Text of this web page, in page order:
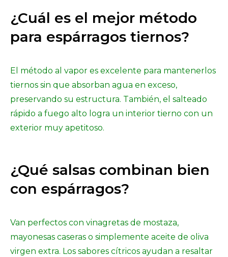
¿Cuál es el mejor método
para espárragos tiernos?
El método al vapor es excelente para mantenerlos
tiernos sin que absorban agua en exceso,
preservando su estructura. También, el salteado
rápido a fuego alto logra un interior tierno con un
exterior muy apetitoso.
¿Qué salsas combinan bien
con espárragos?
Van perfectos con vinagretas de mostaza,
mayonesas caseras o simplemente aceite de oliva
virgen extra. Los sabores cítricos ayudan a resaltar